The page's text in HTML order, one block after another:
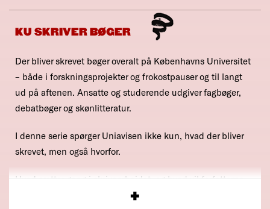
KU SKRIVER BØGER
Der bliver skrevet bøger overalt på Københavns Universitet
– både i forskningsprojekter og frokostpauser og til langt
ud på aftenen. Ansatte og studerende udgiver fagbøger,
debatbøger og skønlitteratur.
I denne serie spørger Uniavisen ikke kun, hvad der bliver
skrevet, men også hvorfor.
Hvad sætter gang i skrivearbejdet, og hvad vil forfatterne